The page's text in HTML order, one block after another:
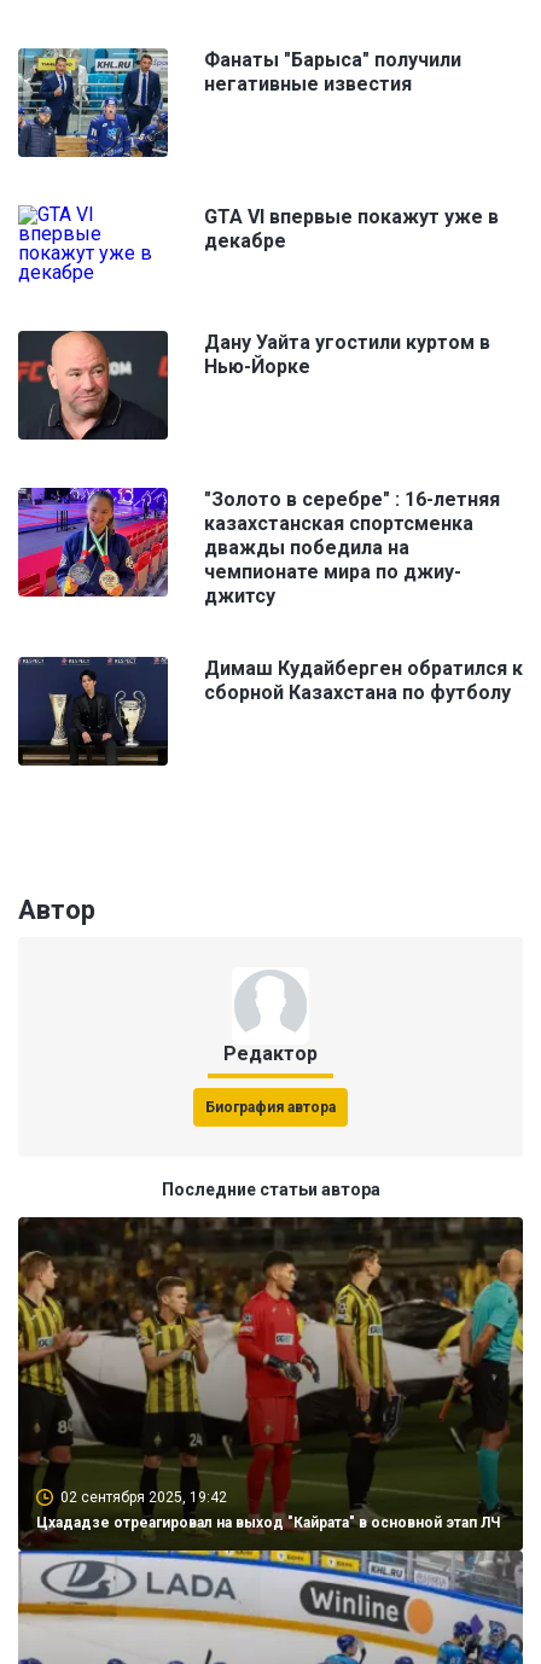
Фанаты "Барыса" получили
негативные известия
GTA VI впервые покажут уже в
декабре
Дану Уайта угостили куртом в
Нью-Йорке
"Золото в серебре" : 16-летняя
казахстанская спортсменка
дважды победила на
чемпионате мира по джиу-
джитсу
Димаш Кудайберген обратился к
сборной Казахстана по футболу
Автор
Редактор
Биография автора
Последние статьи автора
02 сентября 2025, 19:42
Цхададзе отреагировал на выход "Кайрата" в основной этап ЛЧ